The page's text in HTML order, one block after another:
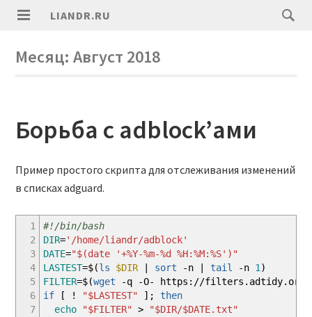
LIANDR.RU
Месяц:Август 2018
Борьба с adblock’ами
Пример простого скрипта для отслеживания изменений
в списках adguard.
1
2
3
4
5
6
7
#!/bin/bash
DIR='/home/liandr/adblock'
DATE="$(date '+%Y-%m-%d %H:%M:%S') "
LASTEST=$(ls $DIR sort -n tail -n 1 )
FILTER=$(wget -q -O- https: //filters.adtidy.org
if
[ ! "$LASTEST" ] ;then
echo
"$FILTER" > "$DIR/$DATE.txt"